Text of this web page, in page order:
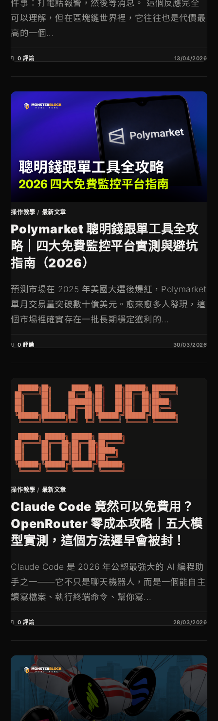
件事：打電話報警，然後等消息。 這個反應完全
可以理解，但在區塊鏈世界裡，它往往也是代價最
高的一個...
0 評論 13/04/2026
操作教學 / 最新文章
Polymarket 聰明錢跟單工具全攻
略｜四大免費監控平台實測與避坑
指南（2026）
預測市場在 2025 年美國大選後爆紅，Polymarket
單月交易量突破數十億美元。愈來愈多人發現，這
個市場裡確實存在一批長期穩定獲利的...
0 評論 30/03/2026
操作教學 / 最新文章
Claude Code 竟然可以免費用？
OpenRouter 零成本攻略｜五大模
型實測，這個方法遲早會被封！
Claude Code 是 2026 年公認最強大的 AI 編程助
手之一——它不只是聊天機器人，而是一個能自主
讀寫檔案、執行終端命令、幫你寫...
0 評論 28/03/2026